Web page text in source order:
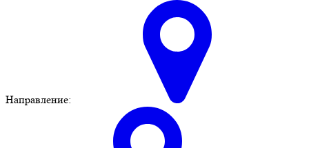
Направление: